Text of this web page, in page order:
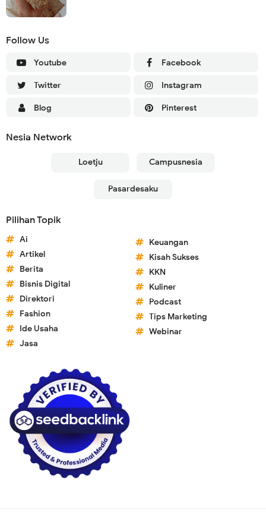
Follow Us
Youtube Facebook
Twitter Instagram
Blog Pinterest
Nesia Network
Loetju Campusnesia
Pasardesaku
Pilihan Topik
Ai
Artikel
Berita
Bisnis Digital
Direktori
Fashion
Ide Usaha
Jasa
Keuangan
Kisah Sukses
KKN
Kuliner
Podcast
Tips Marketing
Webinar